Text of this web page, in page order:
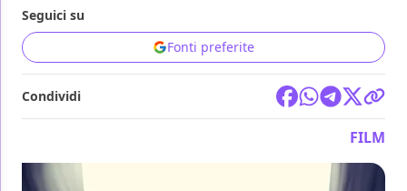
Seguici su
Fonti preferite
Condividi
FILM